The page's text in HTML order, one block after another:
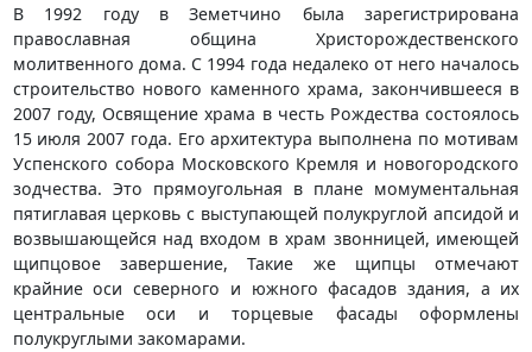
В 1992 году в Земетчино была зарегистрирована
православная община Христорождественского
молитвенного дома. С 1994 года недалеко от него началось
строительство нового каменного храма, закончившееся в
2007 году, Освящение храма в честь Рождества состоялось
15 июля 2007 года. Его архитектура выполнена по мотивам
Успенского собора Московского Кремля и новогородского
зодчества. Это прямоугольная в плане момументальная
пятиглавая церковь с выступающей полукруглой апсидой и
возвышающейся над входом в храм звонницей, имеющей
щипцовое завершение, Такие же щипцы отмечают
крайние оси северного и южного фасадов здания, а их
центральные оси и торцевые фасады оформлены
полукруглыми закомарами.